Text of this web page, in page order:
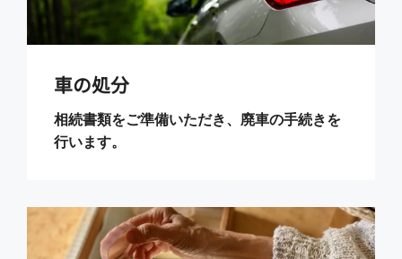
車の処分
相続書類をご準備いただき、廃車の手続きを
行います。